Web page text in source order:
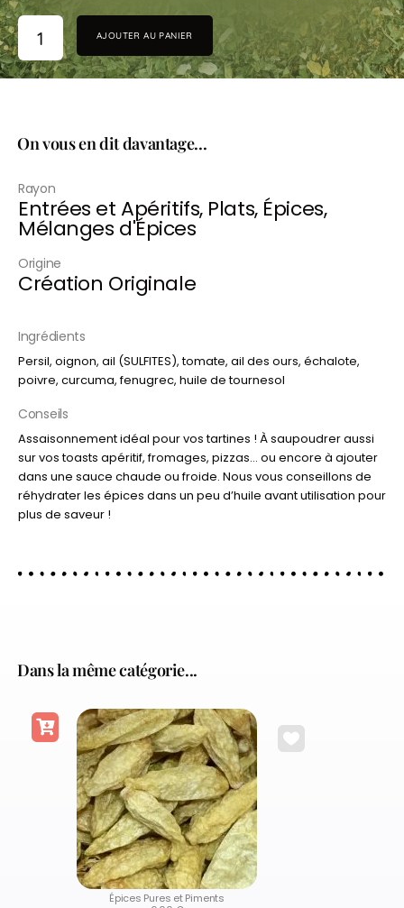
AJOUTER AU PANIER
On vous en dit davantage...
Rayon
Entrées et Apéritifs, Plats, Épices,
Mélanges d'Épices
Origine
Création Originale
Ingrédients
Persil, oignon, ail (SULFITES), tomate, ail des ours, échalote,
poivre, curcuma, fenugrec, huile de tournesol
Conseils
Assaisonnement idéal pour vos tartines ! À saupoudrer aussi
sur vos toasts apéritif, fromages, pizzas… ou encore à ajouter
dans une sauce chaude ou froide. Nous vous conseillons de
réhydrater les épices dans un peu d’huile avant utilisation pour
plus de saveur !
Dans la même catégorie...
Épices Pures et Piments